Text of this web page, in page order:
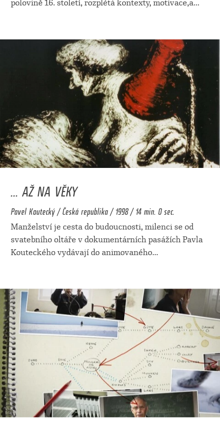
polovině 16. století, rozplétá kontexty, motivace,a...
... AŽ NA VĚKY
Pavel Koutecký / Česká republika / 1998 / 14 min. 0 sec.
Manželství je cesta do budoucnosti, milenci se od
svatebního oltáře v dokumentárních pasážích Pavla
Kouteckého vydávají do animovaného...